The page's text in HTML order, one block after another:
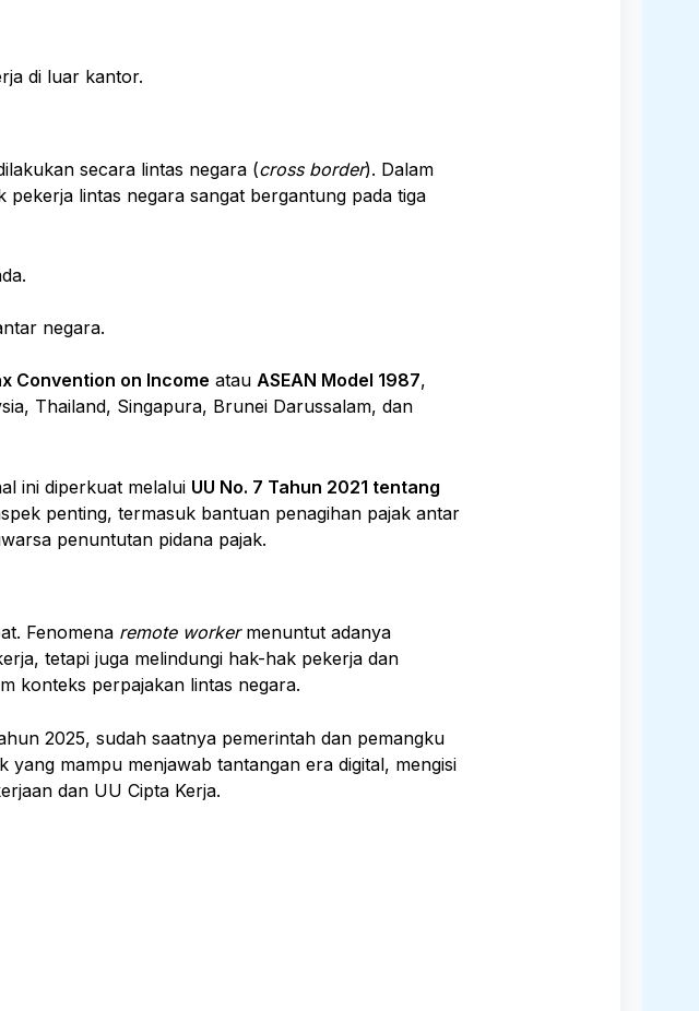
di luar kantor.
secara lintas negara (cross border). Dalam
lintas negara sangat bergantung pada tiga
negara.
Convention on Income atau ASEAN Model 1987,
Thailand, Singapura, Brunei Darussalam, dan
ini diperkuat melalui UU No. 7 Tahun 2021 tentang
penting, termasuk bantuan penagihan pajak antar
penuntutan pidana pajak.
Fenomena remote workermenuntut adanya
tetapi juga melindungi hak-hak pekerja dan
konteks perpajakan lintas negara.
2025, sudah saatnya pemerintah dan pemangku
mampu menjawab tantangan era digital, mengisi
dan UU Cipta Kerja.